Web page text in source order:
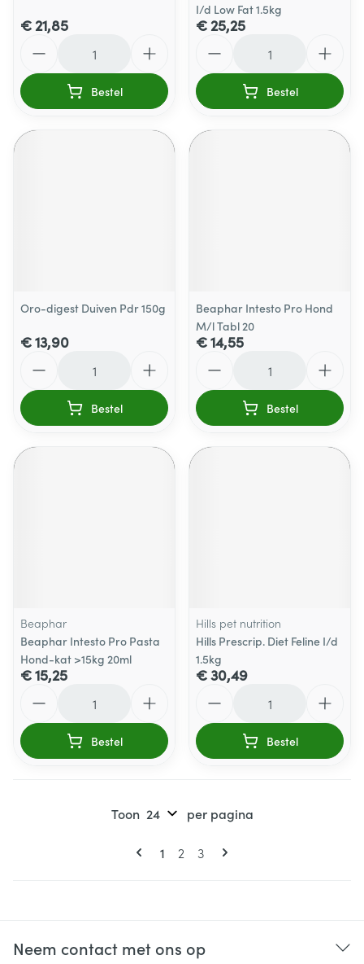
€ 21,85
Bestel
I/d Low Fat 1.5kg
€ 25,25
Bestel
Oro-digest Duiven Pdr 150g
€ 13,90
Bestel
Beaphar Intesto Pro Hond
M/l Tabl 20
€ 14,55
Bestel
Beaphar
Beaphar Intesto Pro Pasta
Hond-kat >15kg 20ml
€ 15,25
Bestel
Hills pet nutrition
Hills Prescrip. Diet Feline I/d
1.5kg
€ 30,49
Bestel
Pagina's
U lees momenteel pagina
1 Pagina
2 Pagina
3
Toon per pagina
Neem contact met ons op